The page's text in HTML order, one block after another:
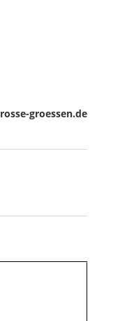
groessen.de